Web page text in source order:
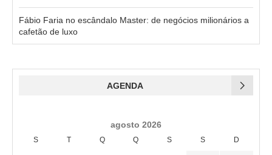
Fábio Faria no escândalo Master: de negócios milionários a
cafetão de luxo
AGENDA
agosto 2026
S T Q Q S S D